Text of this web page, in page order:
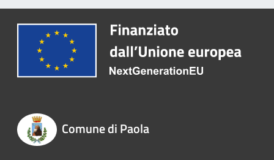
Comune di Paola